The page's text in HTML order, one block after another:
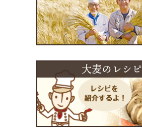
大麦のレシピ